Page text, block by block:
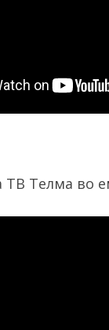
ТВ Телма во